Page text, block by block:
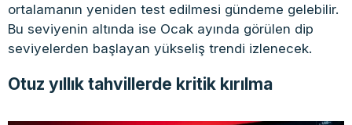
ortalamanın yeniden test edilmesi gündeme gelebilir.
Bu seviyenin altında ise Ocak ayında görülen dip
seviyelerden başlayan yükseliş trendi izlenecek.
Otuz yıllık tahvillerde kritik kırılma